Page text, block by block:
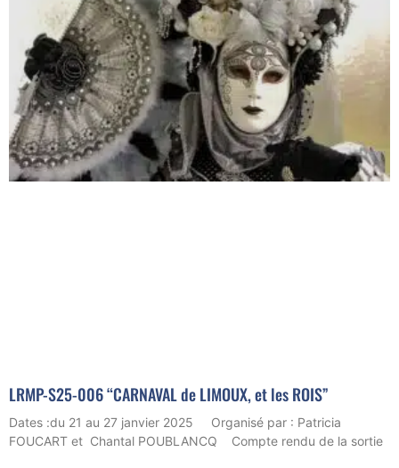
LRMP-S25-006 “CARNAVAL de LIMOUX, et les ROIS”
Dates :du 21 au 27 janvier 2025 Organisé par : Patricia
FOUCART et Chantal POUBLANCQ Compte rendu de la sortie